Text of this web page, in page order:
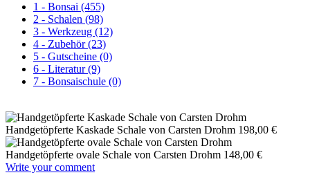
1 - Bonsai (455)
2 - Schalen (98)
3 - Werkzeug (12)
4 - Zubehör (23)
5 - Gutscheine (0)
6 - Literatur (9)
7 - Bonsaischule (0)
Handgetöpferte Kaskade Schale von Carsten Drohm 198,00 €
Handgetöpferte ovale Schale von Carsten Drohm 148,00 €
Write your comment